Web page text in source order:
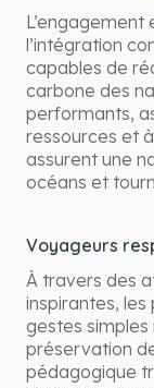
l’intégration
capables de
carbone des
performants,
ressources et
assurent une
océans et
Voyageurs
À travers des
inspirantes,
gestes simples
préservation
pédagogique